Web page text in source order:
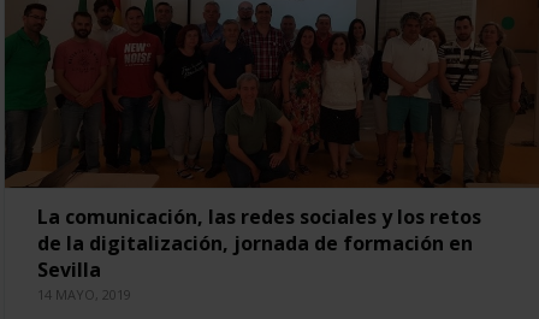
La comunicación, las redes sociales y los retos
de la digitalización, jornada de formación en
Sevilla
14 MAYO, 2019